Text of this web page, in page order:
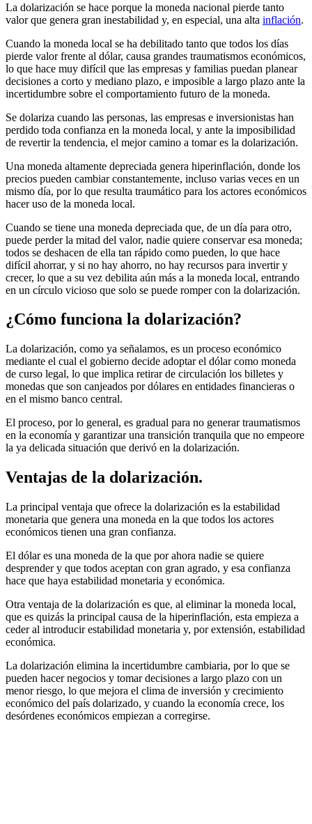
La dolarización se hace porque la moneda nacional pierde tanto
valor que genera gran inestabilidad y, en especial, una alta inflación.
Cuando la moneda local se ha debilitado tanto que todos los días
pierde valor frente al dólar, causa grandes traumatismos económicos,
lo que hace muy difícil que las empresas y familias puedan planear
decisiones a corto y mediano plazo, e imposible a largo plazo ante la
incertidumbre sobre el comportamiento futuro de la moneda.
Se dolariza cuando las personas, las empresas e inversionistas han
perdido toda confianza en la moneda local, y ante la imposibilidad
de revertir la tendencia, el mejor camino a tomar es la dolarización.
Una moneda altamente depreciada genera hiperinflación, donde los
precios pueden cambiar constantemente, incluso varias veces en un
mismo día, por lo que resulta traumático para los actores económicos
hacer uso de la moneda local.
Cuando se tiene una moneda depreciada que, de un día para otro,
puede perder la mitad del valor, nadie quiere conservar esa moneda;
todos se deshacen de ella tan rápido como pueden, lo que hace
difícil ahorrar, y si no hay ahorro, no hay recursos para invertir y
crecer, lo que a su vez debilita aún más a la moneda local, entrando
en un círculo vicioso que solo se puede romper con la dolarización.
¿Cómo funciona la dolarización?
La dolarización, como ya señalamos, es un proceso económico
mediante el cual el gobierno decide adoptar el dólar como moneda
de curso legal, lo que implica retirar de circulación los billetes y
monedas que son canjeados por dólares en entidades financieras o
en el mismo banco central.
El proceso, por lo general, es gradual para no generar traumatismos
en la economía y garantizar una transición tranquila que no empeore
la ya delicada situación que derivó en la dolarización.
Ventajas de la dolarización.
La principal ventaja que ofrece la dolarización es la estabilidad
monetaria que genera una moneda en la que todos los actores
económicos tienen una gran confianza.
El dólar es una moneda de la que por ahora nadie se quiere
desprender y que todos aceptan con gran agrado, y esa confianza
hace que haya estabilidad monetaria y económica.
Otra ventaja de la dolarización es que, al eliminar la moneda local,
que es quizás la principal causa de la hiperinflación, esta empieza a
ceder al introducir estabilidad monetaria y, por extensión, estabilidad
económica.
La dolarización elimina la incertidumbre cambiaria, por lo que se
pueden hacer negocios y tomar decisiones a largo plazo con un
menor riesgo, lo que mejora el clima de inversión y crecimiento
económico del país dolarizado, y cuando la economía crece, los
desórdenes económicos empiezan a corregirse.